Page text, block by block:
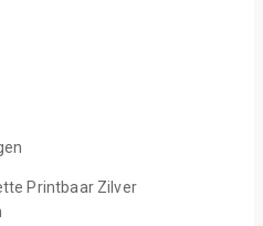
Printbaar Zilver